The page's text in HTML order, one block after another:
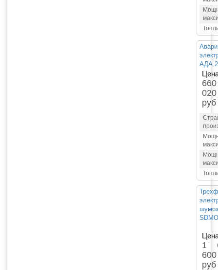
АДА
660
020
руб
1
600
руб